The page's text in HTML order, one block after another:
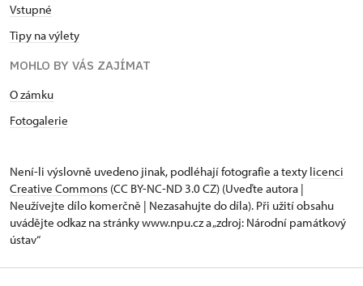
Vstupné
Tipy na výlety
MOHLO BY VÁS ZAJÍMAT
O zámku
Fotogalerie
Není-li výslovně uvedeno jinak, podléhají fotografie a texty licenci
Creative Commons (CC BY-NC-ND 3.0 CZ) (Uveďte autora |
Neužívejte dílo komerčně | Nezasahujte do díla). Při užití obsahu
uvádějte odkaz na stránky www.npu.cz a „zdroj: Národní památkový
ústav“